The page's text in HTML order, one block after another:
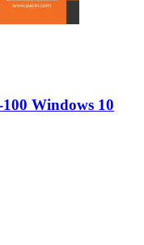
Windows 10